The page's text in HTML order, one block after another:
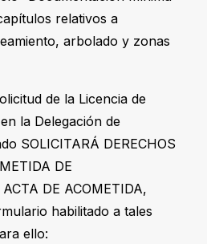
relativos a
arbolado y zonas
de la Licencia de
la Delegación de
SOLICITARÁ DERECHOS
DE
DE ACOMETIDA,
habilitado a tales
ello: